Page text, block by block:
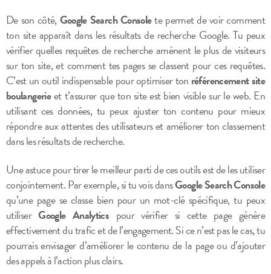
De son côté,Google Search Consolete permet de voir comment
ton site apparaît dans les résultats de recherche Google. Tu peux
vérifier quelles requêtes de recherche amènent le plus de visiteurs
sur ton site, et comment tes pages se classent pour ces requêtes.
C’est un outil indispensable pour optimiser ton référencement site
boulangerieet t’assurer que ton site est bien visible sur le web. En
utilisant ces données, tu peux ajuster ton contenu pour mieux
répondre aux attentes des utilisateurs et améliorer ton classement
dans les résultats de recherche.
Une astuce pour tirer le meilleur parti de ces outils est de les utiliser
conjointement. Par exemple, si tu vois dansGoogle Search Console
qu’une page se classe bien pour un mot-clé spécifique, tu peux
utiliserGoogle Analytics pour vérifier si cette page génère
effectivement du trafic et de l’engagement. Si ce n’est pas le cas, tu
pourrais envisager d’améliorer le contenu de la page ou d’ajouter
des appels à l’action plus clairs.